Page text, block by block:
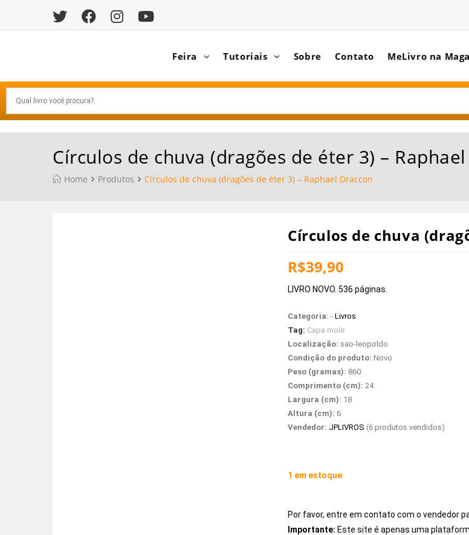
Feira Tutoriais Sobre Contato MeLivro na
Círculos de chuva (dragões de éter 3) –
Home Produtos Círculos de chuva (dragões de éter 3) – Raphael Draccon
Círculos de chuva
R$39,90
LIVRO NOVO. 536 páginas.
Categoria: - Livros
Tag: Capa mole
Localização: sao-leopoldo
Condição do produto: Novo
Peso (gramas): 860
Comprimento (cm): 24
Largura (cm): 18
Altura (cm): 6
Vendedor: JPLIVROS (6 produtos vendidos)
1 em estoque
Por favor, entre em contato com o vendedor
Importante: Este site é apenas uma